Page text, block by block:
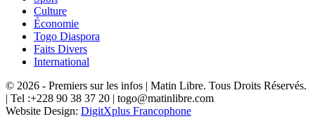
Culture
Économie
Togo Diaspora
Faits Divers
International
© 2026 - Premiers sur les infos | Matin Libre. Tous Droits Réservés.
| Tel :+228 90 38 37 20 | togo@matinlibre.com
Website Design: DigitXplus Francophone